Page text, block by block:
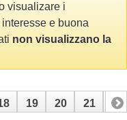
visualizare i
e buona
non visualizzano la
19 20 21 22